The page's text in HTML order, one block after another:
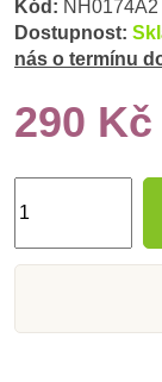
Kód: NH0174A2
Dostupnost:
nás o termínu
290 Kč